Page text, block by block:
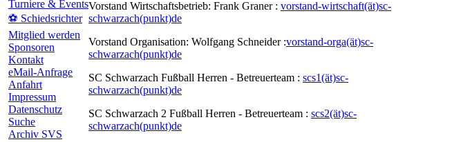
Turniere & Events
⚽ Schiedsrichter
Mitglied werden
Sponsoren
Kontakt
eMail-Anfrage
Anfahrt
Impressum
Datenschutz
Suche
Archiv SVS
Vorstand Wirtschaftsbetrieb: Frank Graner : vorstand-wirtschaft(ät)sc-
schwarzach(punkt)de
Vorstand Organisation: Wolfgang Schneider :vorstand-orga(ät)sc-
schwarzach(punkt)de
SC Schwarzach Fußball Herren - Betreuerteam : scs1(ät)sc-
schwarzach(punkt)de
SC Schwarzach 2 Fußball Herren - Betreuerteam : scs2(ät)sc-
schwarzach(punkt)de